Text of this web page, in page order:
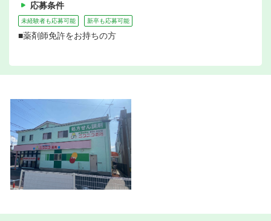
応募条件
未経験者も応募可能 新卒も応募可能
■薬剤師免許をお持ちの方